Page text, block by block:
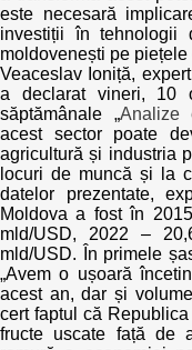
Rapoarte
Inițiative în derulare
Inițiative desfășurate
Manual de proceduri
Note & poziții​
Organigrama IDIS
Politici regionale
Bunele practici
Laborator sociometric
Transparența
People Watch
Proces democratic
Agenda Națională
este necesară
investiții în tehnologii
moldovenești pe piețele
Veaceslav Ioniță,
a declarat vineri, 10
săptămânale „Analize
acest sector poate
agricultură și industria
locuri de muncă și la
datelor prezentate,
Moldova a fost în
mld/USD, 2022 –
mld/USD. În primele
„Avem o ușoară
acest an, dar și
cert faptul că
fructe uscate față de